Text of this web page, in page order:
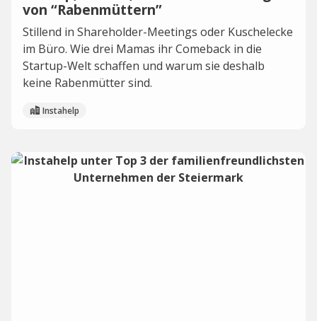
von “Rabenmüttern”
Stillend in Shareholder-Meetings oder Kuschelecke
im Büro. Wie drei Mamas ihr Comeback in die
Startup-Welt schaffen und warum sie deshalb
keine Rabenmütter sind.
Instahelp